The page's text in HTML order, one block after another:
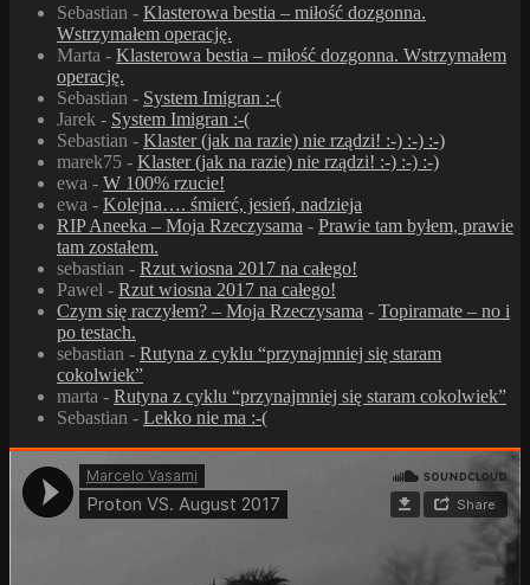
Sebastian - Klasterowa bestia – miłość dozgonna.
Wstrzymałem operację.
Marta - Klasterowa bestia – miłość dozgonna. Wstrzymałem
operację.
Sebastian - System Imigran :-(
Jarek - System Imigran :-(
Sebastian - Klaster (jak na razie) nie rządzi! :-) :-) :-)
marek75 - Klaster (jak na razie) nie rządzi! :-) :-) :-)
ewa - W 100% rzucie!
ewa - Kolejna…. śmierć, jesień, nadzieja
RIP Aneeka – Moja Rzeczysama - Prawie tam byłem, prawie
tam zostałem.
sebastian - Rzut wiosna 2017 na całego!
Pawel - Rzut wiosna 2017 na całego!
Czym się raczyłem? – Moja Rzeczysama - Topiramate – no i
po testach.
sebastian - Rutyna z cyklu “przynajmniej się staram
cokolwiek”
marta - Rutyna z cyklu “przynajmniej się staram cokolwiek”
Sebastian - Lekko nie ma :-(